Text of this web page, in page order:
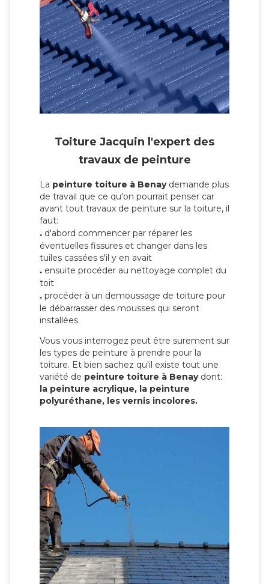
Toiture Jacquin l'expert des
travaux de peinture
La peinture toiture à Benaydemande plus
de travail que ce qu'on pourrait penser car
avant tout travaux de peinture sur la toiture, il
faut:
. d'abord commencer par réparer les
éventuelles fissures et changer dans les
tuiles cassées s'il y en avait
. ensuite procéder au nettoyage complet du
toit
. procéder à un demoussage de toiture pour
le débarrasser des mousses qui seront
installées
Vous vous interrogez peut être surement sur
les types de peinture à prendre pour la
toiture. Et bien sachez qu'il existe tout une
variété de peinture toiture à Benay dont:
la peinture acrylique, la peinture
polyuréthane, les vernis incolores.